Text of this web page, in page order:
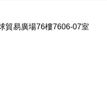
貿易廣場76樓7606-07室